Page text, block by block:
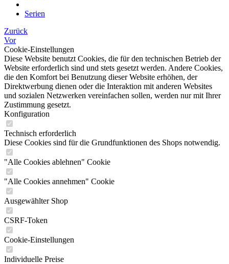
Serien
Zurück
Vor
Cookie-Einstellungen
Diese Website benutzt Cookies, die für den technischen Betrieb der
Website erforderlich sind und stets gesetzt werden. Andere Cookies,
die den Komfort bei Benutzung dieser Website erhöhen, der
Direktwerbung dienen oder die Interaktion mit anderen Websites
und sozialen Netzwerken vereinfachen sollen, werden nur mit Ihrer
Zustimmung gesetzt.
Konfiguration
Technisch erforderlich
Diese Cookies sind für die Grundfunktionen des Shops notwendig.
"Alle Cookies ablehnen" Cookie
"Alle Cookies annehmen" Cookie
Ausgewählter Shop
CSRF-Token
Cookie-Einstellungen
Individuelle Preise